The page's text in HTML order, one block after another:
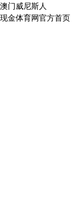
澳门威尼斯人
现金体育网官方首页